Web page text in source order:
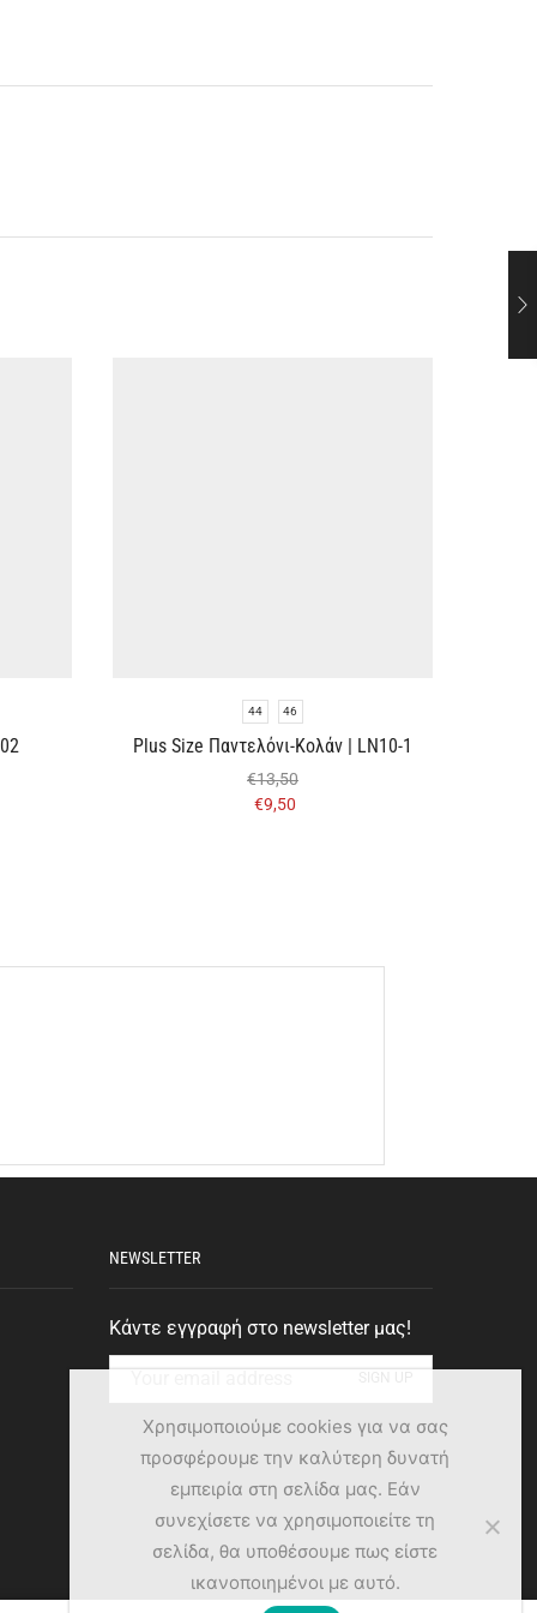
44 46
Plus Size Παντελόνι-Κολάν | LN10-1
€13,50
€9,50
NEWSLETTER
Κάντε εγγραφή στο newsletter μας!
Χρησιμοποιούμε cookies για να σας
προσφέρουμε την καλύτερη δυνατή
εμπειρία στη σελίδα μας. Εάν
συνεχίσετε να χρησιμοποιείτε τη
σελίδα, θα υποθέσουμε πως είστε
ικανοποιημένοι με αυτό.